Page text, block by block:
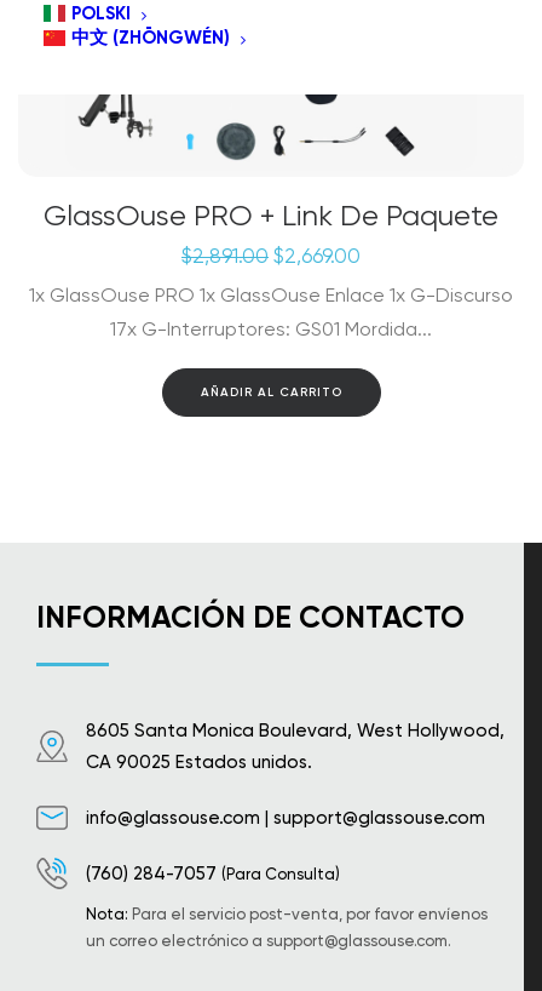
POLSKI
中文 (ZHŌNGWÉN)
GlassOuse PRO + Link De Paquete
$2,891.00 El
original
era:
$2,669.00
actual
es:
1x GlassOuse PRO 1x GlassOuse Enlace 1x G-Discurso
17x G-Interruptores: GS01 Mordida...
AÑADIR AL CARRITO
INFORMACIÓN DE CONTACTO
8605 Santa Monica Boulevard, West Hollywood,
CA 90025 Estados unidos.
info@glassouse.com | support@glassouse.com
(760) 284-7057 (Para Consulta)
Nota: Para el servicio post-venta, por favor envíenos
un correo electrónico a support@glassouse.com.